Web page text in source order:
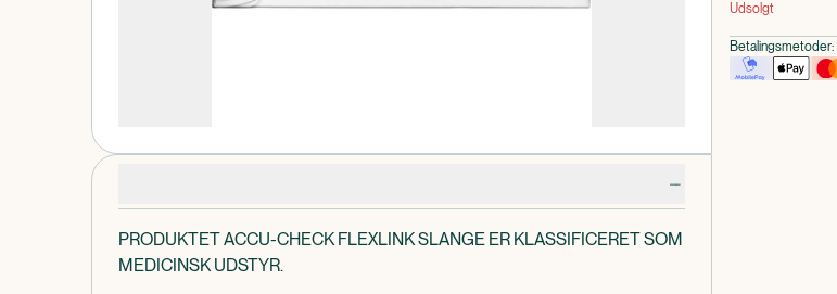
PRODUKTET ACCU-CHECK FLEXLINK SLANGE ER KLASSIFICERET SOM
MEDICINSK UDSTYR.
Udsolgt
Betalingsmetoder: